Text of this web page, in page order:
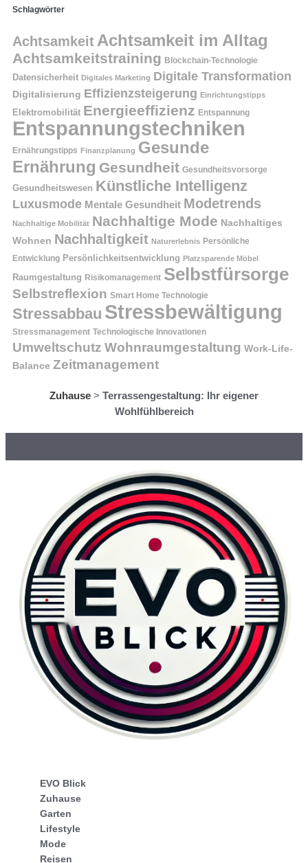
Schlagwörter
Achtsamkeit Achtsamkeit im Alltag
Achtsamkeitstraining Blockchain-Technologie
Datensicherheit Digitales Marketing Digitale Transformation
Digitalisierung Effizienzsteigerung Einrichtungstipps
Elektromobilität Energieeffizienz Entspannung
Entspannungstechniken
Ernährungstipps Finanzplanung Gesunde
Ernährung Gesundheit Gesundheitsvorsorge
Gesundheitswesen Künstliche Intelligenz
Luxusmode Mentale Gesundheit Modetrends
Nachhaltige Mobilität Nachhaltige Mode Nachhaltiges
Wohnen Nachhaltigkeit Naturerlebnis Persönliche
Entwicklung Persönlichkeitsentwicklung Platzsparende Möbel
Raumgestaltung Risikomanagement Selbstfürsorge
Selbstreflexion Smart Home Technologie
Stressabbau Stressbewältigung
Stressmanagement Technologische Innovationen
Umweltschutz Wohnraumgestaltung Work-Life-
Balance Zeitmanagement
Zuhause > Terrassengestaltung: Ihr eigener
Wohlfühlbereich
EVO Blick
Zuhause
Garten
Lifestyle
Mode
Reisen